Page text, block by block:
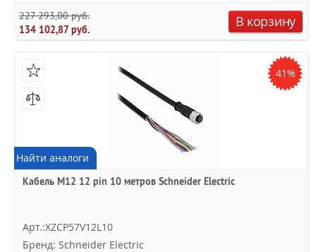
227 293,00 руб.
134 102,87 руб.
В корзину
41%
Найти аналоги
Кабель M12 12 pin 10 метров Schneider Electric
Арт.:XZCP57V12L10
Бренд: Schneider Electric